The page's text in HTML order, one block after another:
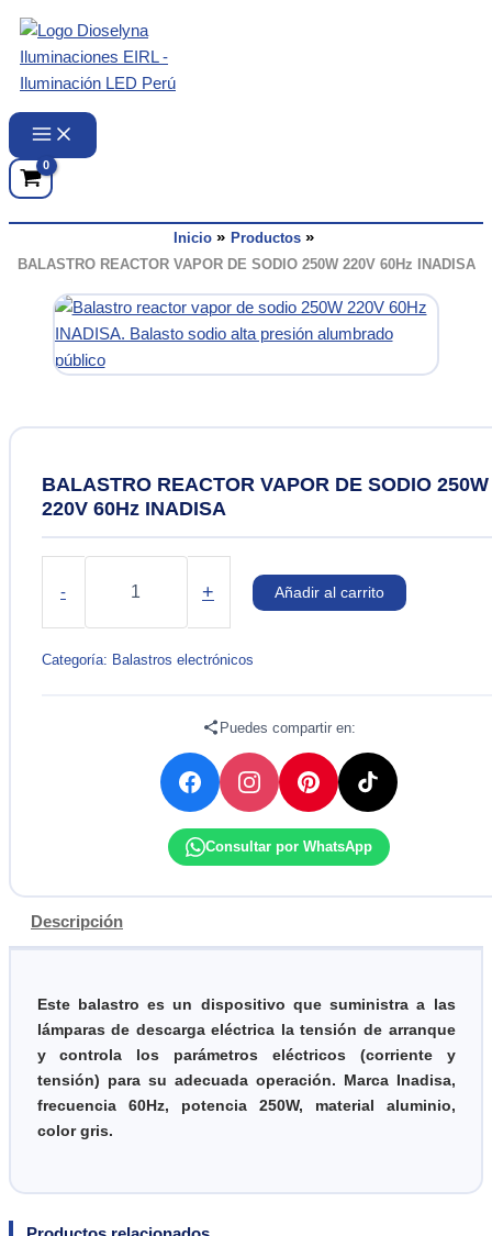
contenido
Inicio
Productos
BALASTRO REACTOR VAPOR DE SODIO 250W 220V 60Hz INADISA
BALASTRO REACTOR VAPOR DE SODIO 250W
220V 60Hz INADISA
-
DE
SODIO
+ Añadir al carrito
Categoría: Balastros electrónicos
Puedes compartir en:
Consultar por WhatsApp
Descripción
Este balastro es un dispositivo que suministra a las
lámparas de descarga eléctrica la tensión de arranque
y controla los parámetros eléctricos (corriente y
tensión) para su adecuada operación. Marca Inadisa,
frecuencia 60Hz, potencia 250W, material aluminio,
color gris.